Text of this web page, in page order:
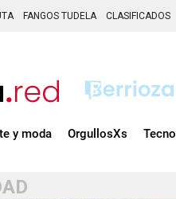
FANGOS TUDELA CLASIFICADOS
y moda OrgullosXs Tecno